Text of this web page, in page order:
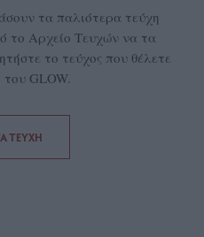
τα παλιότερα τεύχη
το Aρχείο Τευχών να τα
το τεύχος που θέλετε
του GLOW.
ΤΕΥΧΗ